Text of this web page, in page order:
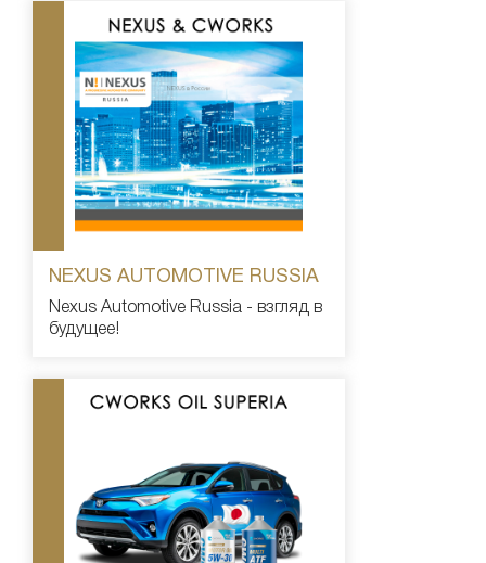
NEXUS AUTOMOTIVE RUSSIA
Nexus Automotive Russia - взгляд в
будущее!